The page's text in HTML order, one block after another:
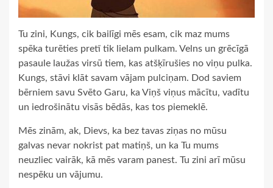
Tu zini, Kungs, cik bailīgi mēs esam, cik maz mums
spēka turēties pretī tik lielam pulkam. Velns un grēcīgā
pasaule laužas virsū tiem, kas atšķīrušies no viņu pulka.
Kungs, stāvi klāt savam vājam pulciņam. Dod saviem
bērniem savu Svēto Garu, ka Viņš viņus mācītu, vadītu
un iedrošinātu visās bēdās, kas tos piemeklē.
Mēs zinām, ak, Dievs, ka bez tavas ziņas no mūsu
galvas nevar nokrist pat matiņš, un ka Tu mums
neuzliec vairāk, kā mēs varam panest. Tu zini arī mūsu
nespēku un vājumu.